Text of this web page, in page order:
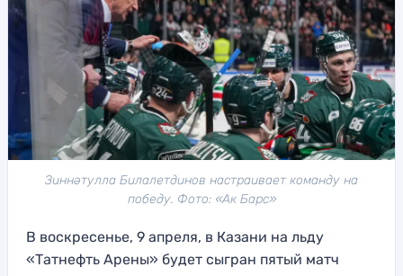
Зиннәтулла Билалетдинов настраивает команду на
победу. Фото: «Ак Барс»
В воскресенье, 9 апреля, в Казани на льду
«Татнефть Арены» будет сыгран пятый матч